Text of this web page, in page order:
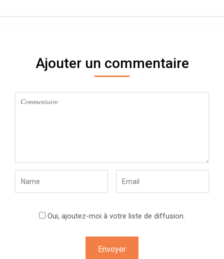
Ajouter un commentaire
Oui, ajoutez-moi à votre liste de diffusion.